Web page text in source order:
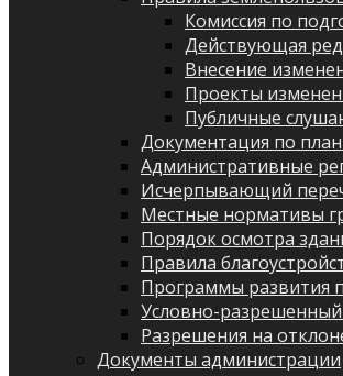
Комиссия по
Действующая
Внесение
Проекты
Публичные
Документация по
Административные
Исчерпывающий
Местные нормативы
Порядок осмотра
Правила
Программы развития
Условно-разрешенный
Разрешения на
Документы администрации